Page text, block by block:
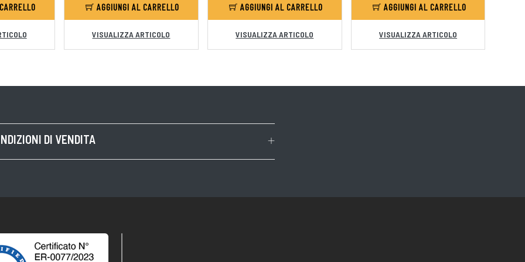
AGGIUNGI AL CARRELLO
VISUALIZZA ARTICOLO
AGGIUNGI AL CARRELLO
VISUALIZZA ARTICOLO
AGGIUNGI AL CARRELLO
VISUALIZZA ARTICOLO
DI VENDITA